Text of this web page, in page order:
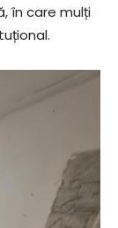
în care mulți